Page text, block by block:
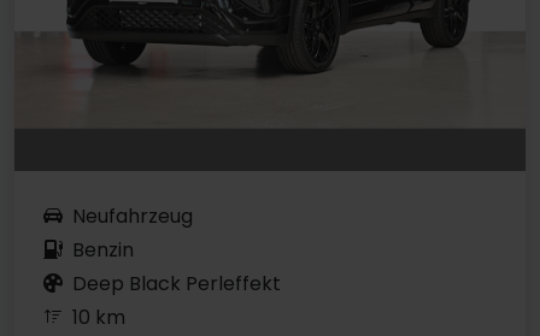
Neufahrzeug
Benzin
Deep Black Perleffekt
10 km